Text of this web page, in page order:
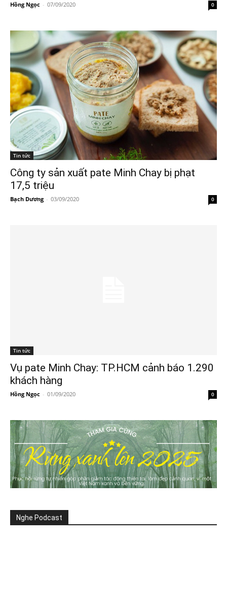
Hồng Ngọc - 07/09/2020 0
Tin tức
Công ty sản xuất pate Minh Chay bị phạt
17,5 triệu
Bạch Dương - 03/09/2020 0
Tin tức
Vụ pate Minh Chay: TP.HCM cảnh báo 1.290
khách hàng
Hồng Ngọc - 01/09/2020 0
Nghe Podcast